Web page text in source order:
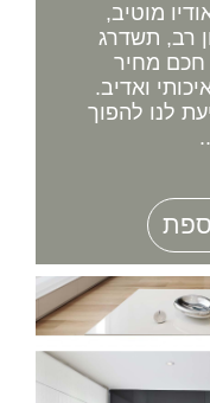
מוטיב,
רב, תשדרג
מחיר
ואדיב.
לנו להפוך